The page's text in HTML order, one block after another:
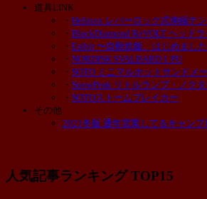
道具LINK
・ Helinox レバーロック式伸縮テ
・ BlackDiamond ReVOLT ヘッドラ
・ Esibit 〜自動炊飯、はじめました
・ NORDISK SVALBARD 1 PU
・ SOTO ミニマルホットサンドメ
・ SnowPeak リトルランプ・ノク
・ SOTOストームブレイカー
その他
2021冬版 通年営業してるキャンプ
人気記事ランキング TOP15